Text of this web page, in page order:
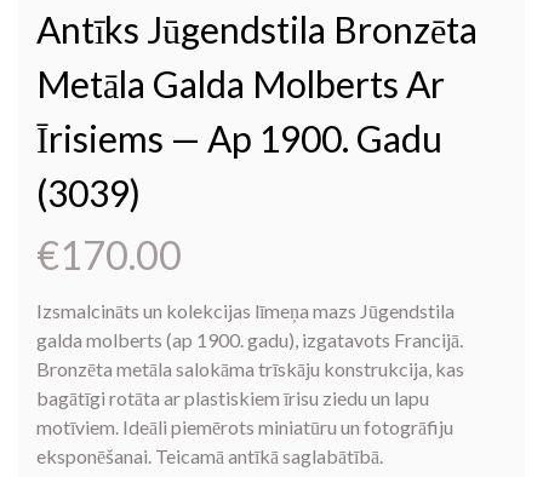
Antīks Jūgendstila Bronzēta
Metāla Galda Molberts Ar
Īrisiems — Ap 1900. Gadu
(3039)
€170.00
Izsmalcināts un kolekcijas līmeņa mazs Jūgendstila
galda molberts (ap 1900. gadu), izgatavots Francijā.
Bronzēta metāla salokāma trīskāju konstrukcija, kas
bagātīgi rotāta ar plastiskiem īrisu ziedu un lapu
motīviem. Ideāli piemērots miniatūru un fotogrāfiju
eksponēšanai. Teicamā antīkā saglabātībā.